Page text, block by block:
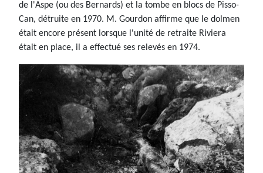
de l'Aspe (ou des Bernards) et la tombe en blocs de Pisso-
Can, détruite en 1970. M. Gourdon affirme que le dolmen
était encore présent lorsque l'unité de retraite Riviera
était en place, il a effectué ses relevés en 1974.